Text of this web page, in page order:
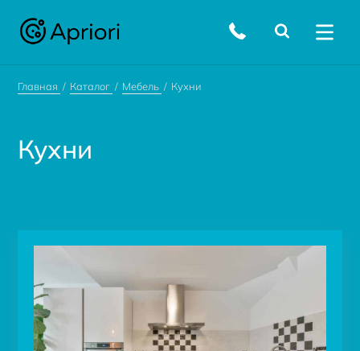
Главная Каталог Мебель Кухни
Кухни